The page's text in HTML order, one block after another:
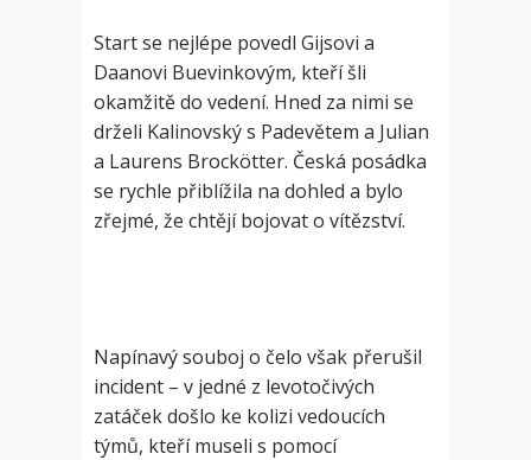
Start se nejlépe povedl Gijsovi a
Daanovi Buevinkovým, kteří šli
okamžitě do vedení. Hned za nimi se
drželi Kalinovský s Padevětem a Julian
a Laurens Brockötter. Česká posádka
se rychle přiblížila na dohled a bylo
zřejmé, že chtějí bojovat o vítězství.
Napínavý souboj o čelo však přerušil
incident – v jedné z levotočivých
zatáček došlo ke kolizi vedoucích
týmů, kteří museli s pomocí